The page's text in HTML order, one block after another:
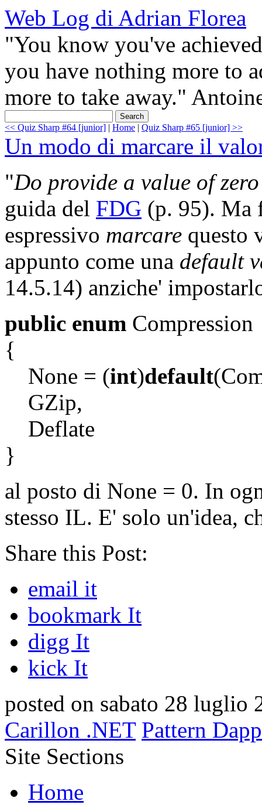
Web Log di Adrian Florea
"You know you've
you have nothing more to
more to take away."
<< Quiz Sharp #64 [junior] | Home | Quiz Sharp #65 [junior] >>
Un modo di marcare il
"Do provide a value of
guida del FDG (p. 95). Ma
espressivo marcare questo
appunto come una default
14.5.14) anziche'
public enum Compression
{
None = (int)default
GZip,
Deflate
}
al posto di None = 0. In
stesso IL. E' solo un'idea,
Share this Post:
email it
bookmark It
digg It
kick It
posted on sabato 28 luglio
Carillon .NET Pattern
Site Sections
Home